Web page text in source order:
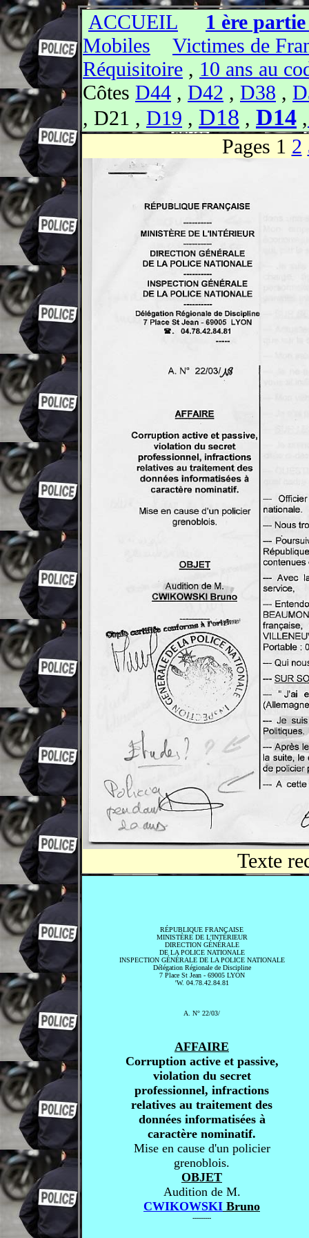
ACCUEIL
1 ère
Mobiles
Victimes de
Réquisitoire , 10 ans au
Côtes D44 , D42 , D38 ,
, D21 , D19 , D18 , D14 ,
Pages 1 2
Texte
RÉPUBLIQUE FRANÇAISE
MINISTÈRE DE L'INTÉRIEUR
DIRECTION GÉNÉRALE
DE LA POLICE NATIONALE
INSPECTION GÉNÉRALE DE LA POLICE NATIONALE
Délégation Régionale de Discipline
7 Place St Jean - 69005 LYON
'W. 04.78.42.84.81
A. N° 22/03/
AFFAIRE
Corruption active et passive,
violation du secret
professionnel, infractions
relatives au traitement des
données informatisées à
caractère nominatif.
Mise en cause d'un policier
grenoblois.
OBJET
Audition de M.
CWIKOWSKI Bruno
---------